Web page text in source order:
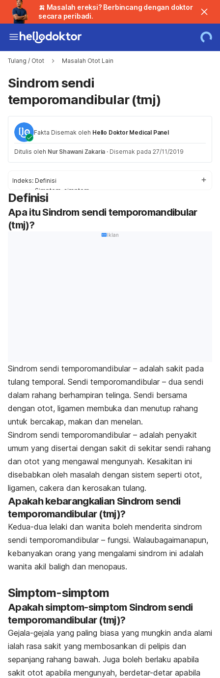
🍌 Masalah ereksi? Berbincang dengan doktor
secara peribadi.
Tulang / Otot Masalah Otot Lain
Sindrom sendi
temporomandibular (tmj)
Fakta Disemak oleh Hello Doktor Medical Panel
Ditulis oleh Nur Shawani Zakaria · Disemak pada 27/11/2019
Indeks: Definisi
Simptom-simptom
Punca
Faktor-faktor Risiko
Definisi
Apa itu Sindrom sendi temporomandibular
(tmj)?
Iklan
Sindrom sendi temporomandibular – adalah sakit pada
tulang temporal. Sendi temporomandibular – dua sendi
dalam rahang berhampiran telinga. Sendi bersama
dengan otot, ligamen membuka dan menutup rahang
untuk bercakap, makan dan menelan.
Sindrom sendi temporomandibular – adalah penyakit
umum yang disertai dengan sakit di sekitar sendi rahang
dan otot yang mengawal mengunyah. Kesakitan ini
disebabkan oleh masalah dengan sistem seperti otot,
ligamen, cakera dan kerosakan tulang.
Apakah kebarangkalian Sindrom sendi
temporomandibular (tmj)?
Kedua-dua lelaki dan wanita boleh menderita sindrom
sendi temporomandibular – fungsi. Walaubagaimanapun,
kebanyakan orang yang mengalami sindrom ini adalah
wanita akil baligh dan menopaus.
Simptom-simptom
Apakah simptom-simptom Sindrom sendi
temporomandibular (tmj)?
Gejala-gejala yang paling biasa yang mungkin anda alami
ialah rasa sakit yang membosankan di pelipis dan
sepanjang rahang bawah. Juga boleh berlaku apabila
sakit otot apabila mengunyah, berdetar-detar apabila